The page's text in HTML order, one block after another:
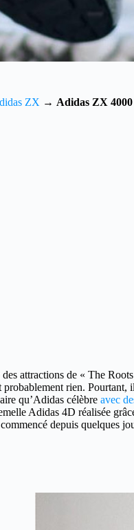
ZX → Adidas ZX
attractions de « The
rien. Pourtant,
qu’Adidas célèbre avec
Adidas 4D réalisée
depuis quelques